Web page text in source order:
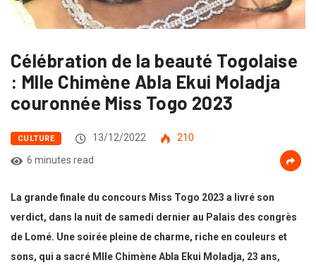
Célébration de la beauté Togolaise
: Mlle Chimène Abla Ekui Moladja
couronnée Miss Togo 2023
CULTURE 13/12/2022
210
6 minutes read
La grande finale du concours Miss Togo 2023 a livré son
verdict, dans la nuit de samedi dernier au Palais des congrès
de Lomé. Une soirée pleine de charme, riche en couleurs et
sons, qui a sacré Mlle Chimène Abla Ekui Moladja, 23 ans,